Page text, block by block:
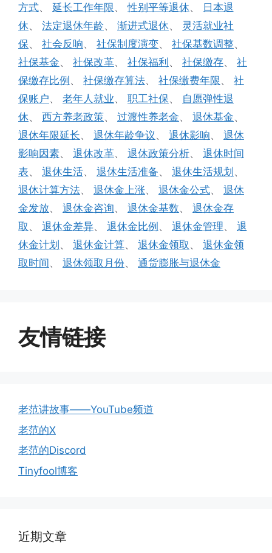
方式、 延长工作年限 、性别平等退休、
日本退
休、 法定退休年龄、 渐进式退休、 灵活就业社
保、 社会反响、 社保制度演变、 社保基数调整、
社保基金、 社保改革、 社保福利 、 社保缴存、 社
保缴存比例 、 社保缴存算法、 社保缴费年限 、 社
保账户、 老年人就业、 职工社保、 自愿弹性退
休、 西方养老政策、 过渡性养老金、 退休基金、
退休年限延长、 退休年龄争议 、 退休影响、 退休
影响因素、 退休改革、 退休政策分析、 退休时间
表、 退休生活、 退休生活准备、 退休生活规划 、
退休计算方法、 退休金上涨、 退休金公式、 退休
金发放、 退休金咨询、 退休金基数、 退休金存
取 、 退休金差异、 退休金比例 、 退休金管理、 退
休金计划 、 退休金计算、 退休金领取 、 退休金领
取时间、 退休领取月份、 通货膨胀与退休金
友情链接
老范讲故事——YouTube频道
老范的X
老范的Discord
Tinyfool博客
近期文章